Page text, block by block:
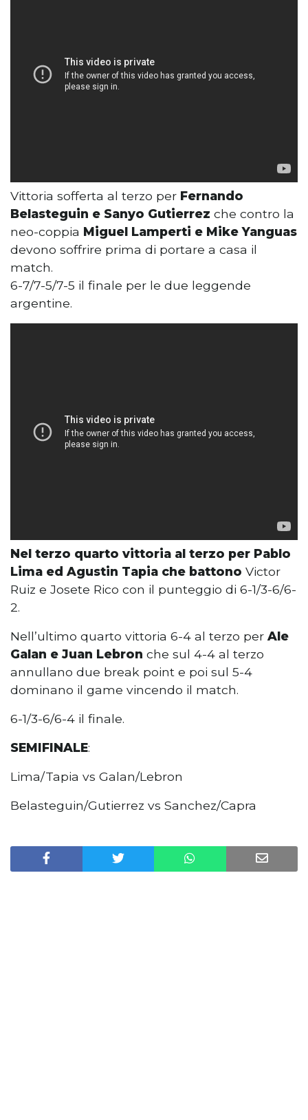
Vittoria sofferta al terzo per Fernando
Belasteguin e Sanyo Gutierrez che contro la
neo-coppia Miguel Lamperti e Mike Yanguas
devono soffrire prima di portare a casa il
match.
6-7/7-5/7-5 il finale per le due leggende
argentine.
Nel terzo quarto vittoria al terzo per Pablo
Lima ed Agustin Tapia che battono Victor
Ruiz e Josete Rico con il punteggio di 6-1/3-6/6-
2.
Nell’ultimo quarto vittoria 6-4 al terzo per Ale
Galan e Juan Lebron che sul 4-4 al terzo
annullano due break point e poi sul 5-4
dominano il game vincendo il match.
6-1/3-6/6-4 il finale.
SEMIFINALE:
Lima/Tapia vs Galan/Lebron
Belasteguin/Gutierrez vs Sanchez/Capra